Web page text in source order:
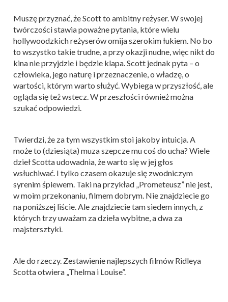
Muszę przyznać, że Scott to ambitny reżyser. W swojej
twórczości stawia poważne pytania, które wielu
hollywoodzkich reżyserów omija szerokim łukiem. No bo
to wszystko takie trudne, a przy okazji nudne, więc nikt do
kina nie przyjdzie i będzie klapa. Scott jednak pyta – o
człowieka, jego naturę i przeznaczenie, o władzę, o
wartości, którym warto służyć. Wybiega w przyszłość, ale
ogląda się też wstecz. W przeszłości również można
szukać odpowiedzi.
Twierdzi, że za tym wszystkim stoi jakoby intuicja. A
może to (dziesiąta) muza szepcze mu coś do ucha? Wiele
dzieł Scotta udowadnia, że warto się w jej głos
wsłuchiwać. I tylko czasem okazuje się zwodniczym
syrenim śpiewem. Taki na przykład „Prometeusz” nie jest,
w moim przekonaniu, filmem dobrym. Nie znajdziecie go
na poniższej liście. Ale znajdziecie tam siedem innych, z
których trzy uważam za dzieła wybitne, a dwa za
majstersztyki.
Ale do rzeczy. Zestawienie najlepszych filmów Ridleya
Scotta otwiera „Thelma i Louise”.